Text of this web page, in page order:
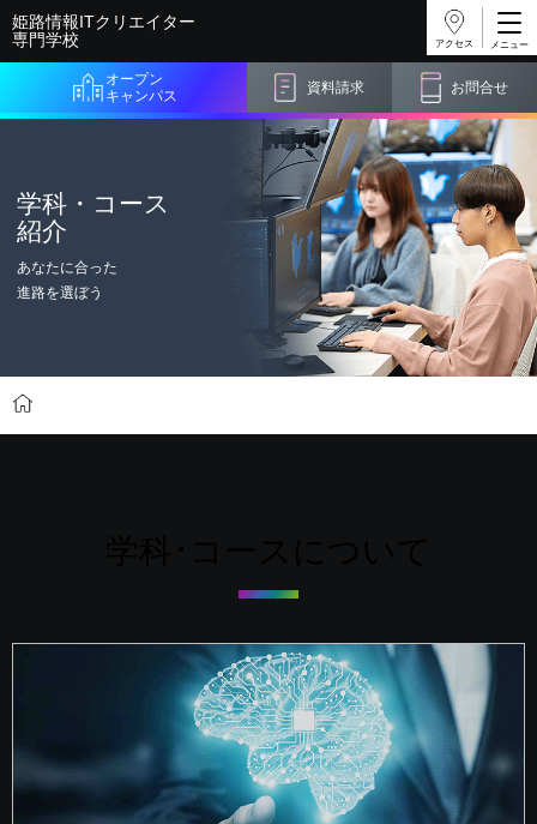
姫路情報ITクリエイター
専門学校
オープン
キャンパス
資料請求 お問合せ
アクセス
学科・コース
紹介
あなたに合った
進路を選ぼう